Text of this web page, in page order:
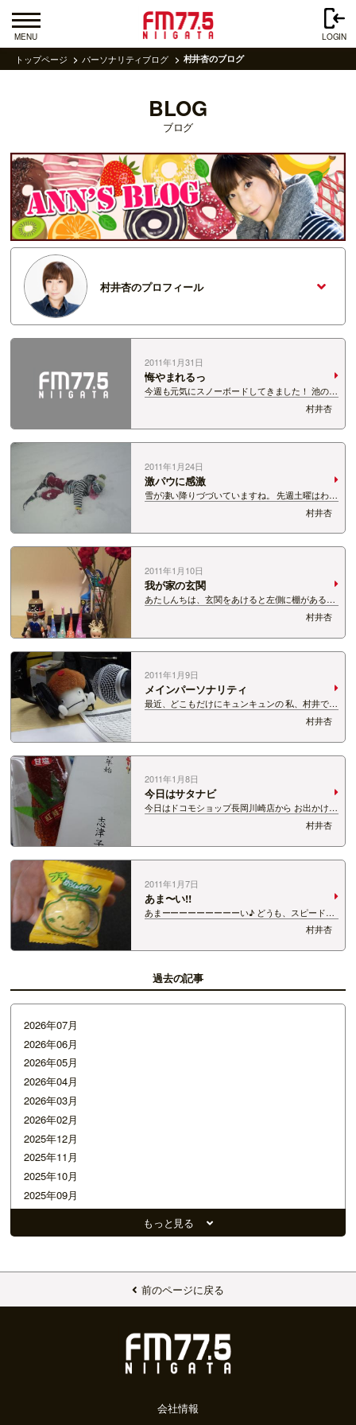
MENU LOGIN
トップページ パーソナリティブログ 村井杏のブログ
BLOG
ブログ
村井杏のプロフィール
2011年1月31日
悔やまれるっ
今週も元気にスノーボードしてきました！ 池の平
に行ってきました。 朝６時に出発したのに到着時
間がお昼だったので 休みなしにガッツリゴッツリ
滑って ドッカーンと大地にでんぐり返りしてきま
したｗ いつものモツも食べなかったし…
村井杏
2011年1月24日
激パウに感激
雪が凄い降りづづいていますね。 先週土曜はわか
ぶな、日曜日は神立！ 今週の日曜日は上国に行っ
てきました。 なんということでしょう。 上国の
奥の奥はパウダー!! しかも！パウダー上を走るあ
の浮遊感。 たまりません!! 気持…
村井杏
2011年1月10日
我が家の玄関
あたしんちは、玄関をあけると左側に棚があるん
ですが、 今はこんな感じ！ 海外に遊びにいった
友達のお土産の猫や、 バラ(生花よ)とかあるな
か、 キンニクマンの置物が…。 これ？ キンニク
マンのキャラでいいんだよね？ よく分…
村井杏
2011年1月9日
メインパーソナリティ
最近、どこもだけにキュンキュンの 私、村井でご
ざいます！ あたいの目の前にいるどこもだけ君。
今日は、彼がメインパーソナリティ！ かわゆいで
すねぇ。 このどこもだけって結構種類があるんで
す。 秋だったら紅葉もってるとかね…
村井杏
2011年1月8日
今日はサタナビ
今日はドコモショップ長岡川崎店から お出かけ生
放送でした！ 天候もあまり良くないし、寒いのに
たくさんの方が来て頂いて本当に嬉しい！ ありが
とうございます！ しかもたくさんお土産も頂い
て、 なんとお礼を言えば良いのやら。…
村井杏
2011年1月7日
あま〜い!!
あまーーーーーーーーーい♪ どうも、スピードワ
ゴンの村井です。 っていうのもですね…苺を頂い
たんです☆ 本当にあまーーーーーーーーーーい!!
スタッフみんなでおいしくぺロりでした。 ありが
村井杏
過去の記事
2026年07月
2026年06月
2026年05月
2026年04月
2026年03月
2026年02月
2025年12月
2025年11月
2025年10月
2025年09月
2025年07月
2025年01月
2024年10月
もっと見る
前のページに戻る
会社情報